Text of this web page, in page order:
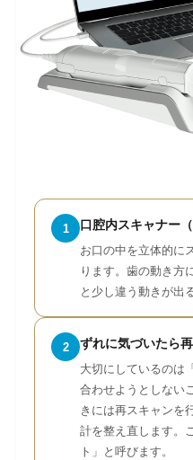
1 口腔内スキャナー
お口の中を立体的に
ります。歯の動き方
と少し違う動きが出
2 ずれに気づいたら
大切にしているのは
合わせようとしない
きには再スキャンを
計を整え直します。
ト」と呼びます。